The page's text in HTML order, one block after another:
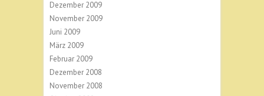
Dezember 2009
November 2009
Juni 2009
März 2009
Februar 2009
Dezember 2008
November 2008